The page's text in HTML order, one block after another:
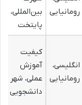
رومانیایی
بین‌المللی،
پایتخت
انگلیسی،
رومانیایی
کیفیت
آموزش
عملی، شهر
دانشجویی